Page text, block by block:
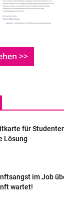
>>
für
Lösung
im Job
wartet!